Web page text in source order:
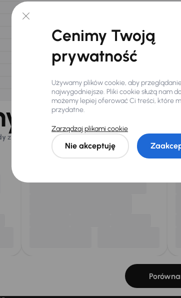
dla Ciebie
z naszej oferty. Kupimy dla Ciebiedo 400 pojazdów
Cenimy Twoją
prywatność
Używamy plików cookie, aby
najwygodniejsze. Pliki cookie służą nam
możemy lepiej oferować Ci treści, które
przydatne.
Zarządzaj plikami cookie
Nie akceptuję